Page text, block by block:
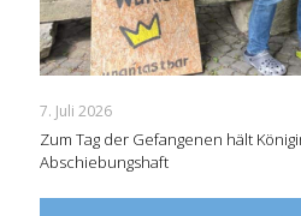
7. Juli 2026
Zum Tag der Gefangenen hält
Abschiebungshaft